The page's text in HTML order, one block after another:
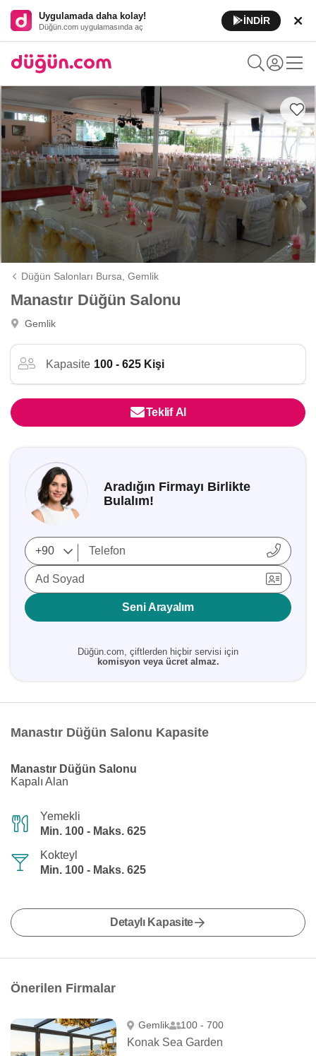
Uygulamada daha kolay!
Düğün.com uygulamasında aç
İNDİR
Düğün Salonları Bursa,Gemlik
Manastır Düğün Salonu
Gemlik
Kapasite 100 - 625 Kişi
Teklif Al
Aradığın Firmayı Birlikte
Bulalım!
Ad Soyad
Seni Arayalım
Düğün.com, çiftlerden hiçbir servisi için
komisyon veya ücret almaz.
Manastır Düğün Salonu Kapasite
Manastır Düğün Salonu
Kapalı Alan
Yemekli
Min. 100 - Maks. 625
Kokteyl
Min. 100 - Maks. 625
Detaylı Kapasite
Önerilen Firmalar
Gemlik 100 - 700
Konak Sea Garden